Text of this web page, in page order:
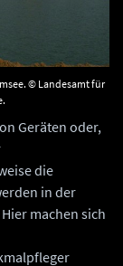
© Landesamt für
Geräten oder,
die
in der
machen sich